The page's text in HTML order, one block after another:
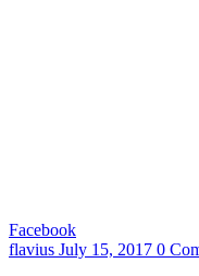
Facebook
flavius July 15, 2017 0